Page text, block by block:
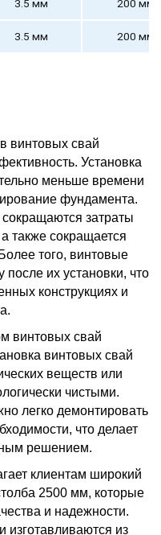
3.5 мм 200 мм
3.5 мм 200 мм
винтовых свай
Установка
меньше времени
фундамента.
затраты
также сокращается
того, винтовые
их установки, что
конструкциях и
винтовых свай
винтовых свай
веществ или
чистыми.
легко демонтировать
что делает
решением.
клиентам широкий
2500 мм, которые
и надежности.
изготавливаются из